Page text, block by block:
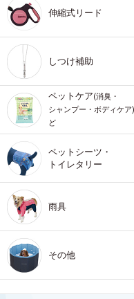
伸縮式リード
しつけ補助
ペットケア(消臭・
シャンプー・ボディケア
ど
ペットシーツ・
トイレタリー
雨具
その他